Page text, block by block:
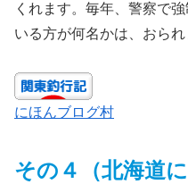
くれます。毎年、警察で
いる方が何名かは、おられ
にほんブログ村
その４（北海道